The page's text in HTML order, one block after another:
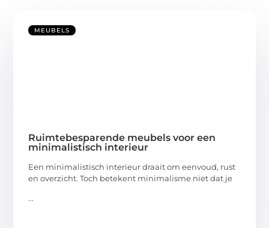
MEUBELS
Ruimtebesparende meubels voor een
minimalistisch interieur
Een minimalistisch interieur draait om eenvoud, rust
en overzicht. Toch betekent minimalisme niet dat je
...